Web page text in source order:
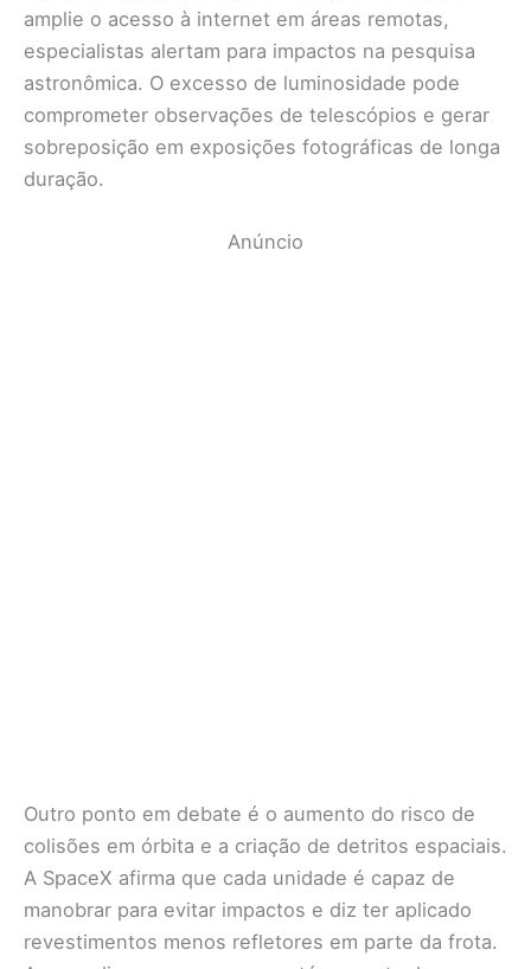
amplie o acesso à internet em áreas remotas,
especialistas alertam para impactos na pesquisa
astronômica. O excesso de luminosidade pode
comprometer observações de telescópios e gerar
sobreposição em exposições fotográficas de longa
duração.
Anúncio
Outro ponto em debate é o aumento do risco de
colisões em órbita e a criação de detritos espaciais.
A SpaceX afirma que cada unidade é capaz de
manobrar para evitar impactos e diz ter aplicado
revestimentos menos refletores em parte da frota.